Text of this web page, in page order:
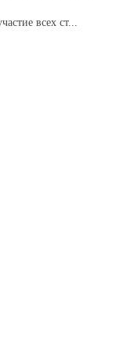
всех ст...